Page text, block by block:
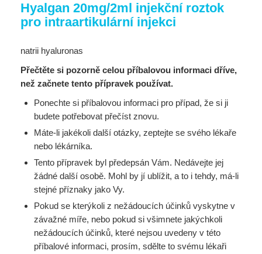
Hyalgan 20mg/2ml injekční roztok
pro intraartikulární injekci
natrii hyaluronas
Přečtěte si pozorně celou příbalovou informaci dříve,
než začnete tento přípravek používat.
Ponechte si příbalovou informaci pro případ, že si ji
budete potřebovat přečíst znovu.
Máte-li jakékoli další otázky, zeptejte se svého lékaře
nebo lékárníka.
Tento přípravek byl předepsán Vám. Nedávejte jej
žádné další osobě. Mohl by jí ublížit, a to i tehdy, má-li
stejné příznaky jako Vy.
Pokud se kterýkoli z nežádoucích účinků vyskytne v
závažné míře, nebo pokud si všimnete jakýchkoli
nežádoucích účinků, které nejsou uvedeny v této
příbalové informaci, prosím, sdělte to svému lékaři